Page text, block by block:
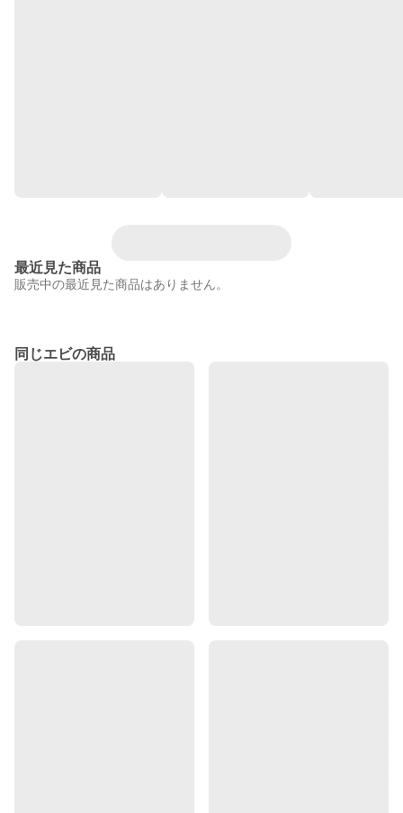
最近見た商品
販売中の最近見た商品はありません。
同じエビの商品